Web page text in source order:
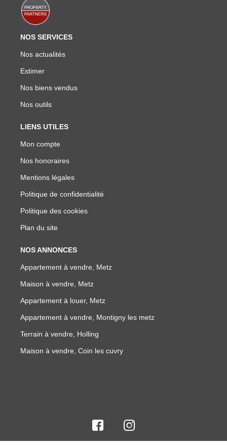
NOS SERVICES
Nos actualités
Estimer
Nos biens vendus
Nos outils
LIENS UTILES
Mon compte
Nos honoraires
Mentions légales
Politique de confidentialité
Politique des cookies
Plan du site
NOS ANNONCES
Appartement à vendre, Metz
Maison à vendre, Metz
Appartement à louer, Metz
Appartement à vendre, Montigny les metz
Terrain à vendre, Holling
Maison à vendre, Coin les cuvry